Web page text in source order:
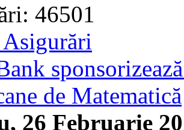
46501
de Matematică
26 Februarie